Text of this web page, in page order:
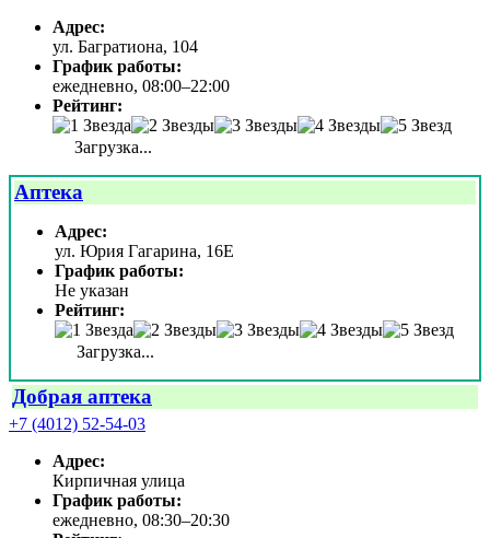
Адрес:
ул. Багратиона, 104
График работы:
ежедневно, 08:00–22:00
Рейтинг:
Загрузка...
Аптека
Адрес:
ул. Юрия Гагарина, 16Е
График работы:
Не указан
Рейтинг:
Загрузка...
Добрая аптека
+7 (4012) 52-54-03
Адрес:
Кирпичная улица
График работы:
ежедневно, 08:30–20:30